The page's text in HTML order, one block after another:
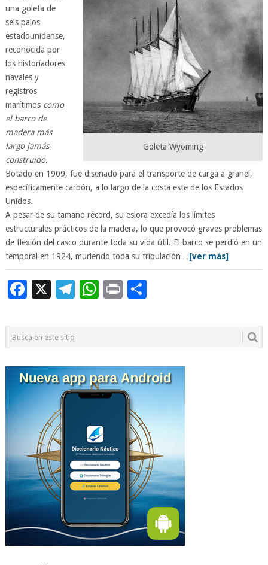
Goleta Wyoming
una goleta de
seis palos
estadounidense,
reconocida por
los historiadores
navales y
registros
marítimos como
el barco de
madera más
largo jamás
construido.
Botado en 1909, fue diseñado para el transporte de carga a granel,
específicamente carbón, a lo largo de la costa este de los Estados
Unidos.
A pesar de su tamaño récord, su eslora excedía los límites
estructurales prácticos de la madera, lo que provocó graves problemas
de flexión del casco durante toda su vida útil. El barco se perdió en un
temporal en 1924, muriendo toda su tripulación… [ver más]
Facebook
X Telegram
WhatsApp
PrintCompartir